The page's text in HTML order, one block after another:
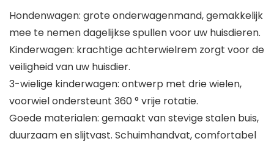
Hondenwagen: grote onderwagenmand, gemakkelijk
mee te nemen dagelijkse spullen voor uw huisdieren.
Kinderwagen: krachtige achterwielrem zorgt voor de
veiligheid van uw huisdier.
3-wielige kinderwagen: ontwerp met drie wielen,
voorwiel ondersteunt 360 ° vrije rotatie.
Goede materialen: gemaakt van stevige stalen buis,
duurzaam en slijtvast. Schuimhandvat, comfortabel